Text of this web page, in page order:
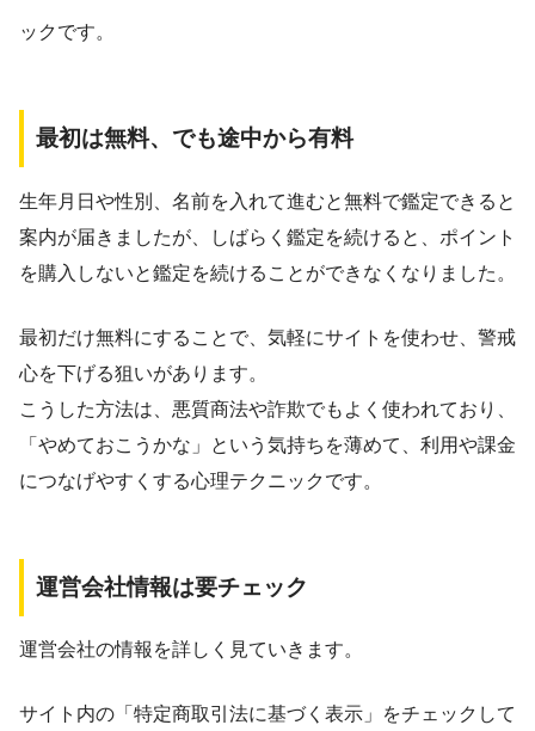
ックです。
最初は無料、でも途中から有料
生年月日や性別、名前を入れて進むと無料で鑑定できると
案内が届きましたが、しばらく鑑定を続けると、ポイント
を購入しないと鑑定を続けることができなくなりました。
最初だけ無料にすることで、気軽にサイトを使わせ、警戒
心を下げる狙いがあります。
こうした方法は、悪質商法や詐欺でもよく使われており、
「やめておこうかな」という気持ちを薄めて、利用や課金
につなげやすくする心理テクニックです。
運営会社情報は要チェック
運営会社の情報を詳しく見ていきます。
サイト内の「特定商取引法に基づく表示」をチェックして